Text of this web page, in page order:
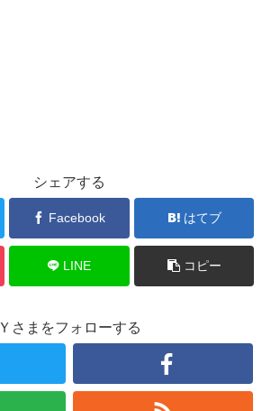
シェアする
Facebook はてブ
LINE コピー
Ｙさまをフォローする